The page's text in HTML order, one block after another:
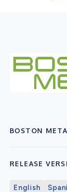
BOSTON
RELEASE
English